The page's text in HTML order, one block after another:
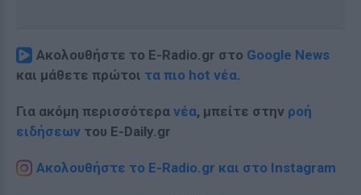
Ακολουθήστε το E-Radio.gr στο Google News
και μάθετε πρώτοι τα πιο hot νέα.
Για ακόμη περισσότερα νέα, μπείτε στην ροή
ειδήσεων του E-Daily.gr
Ακολουθήστε το E-Radio.gr και στο Instagram